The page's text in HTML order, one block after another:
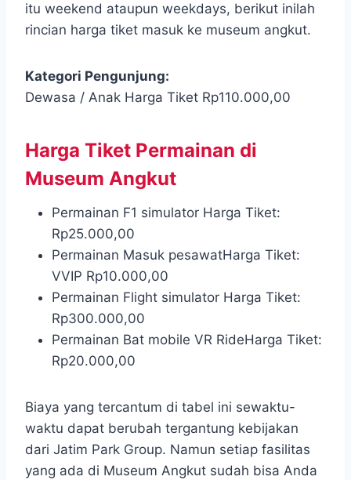
itu weekend ataupun weekdays, berikut inilah
rincian harga tiket masuk ke museum angkut.
Kategori Pengunjung:
Dewasa / Anak Harga Tiket Rp110.000,00
Harga Tiket Permainan di
Museum Angkut
Permainan F1 simulator Harga Tiket:
Rp25.000,00
Permainan Masuk pesawatHarga Tiket:
VVIP Rp10.000,00
Permainan Flight simulator Harga Tiket:
Rp300.000,00
Permainan Bat mobile VR RideHarga Tiket:
Rp20.000,00
Biaya yang tercantum di tabel ini sewaktu-
waktu dapat berubah tergantung kebijakan
dari Jatim Park Group. Namun setiap fasilitas
yang ada di Museum Angkut sudah bisa Anda